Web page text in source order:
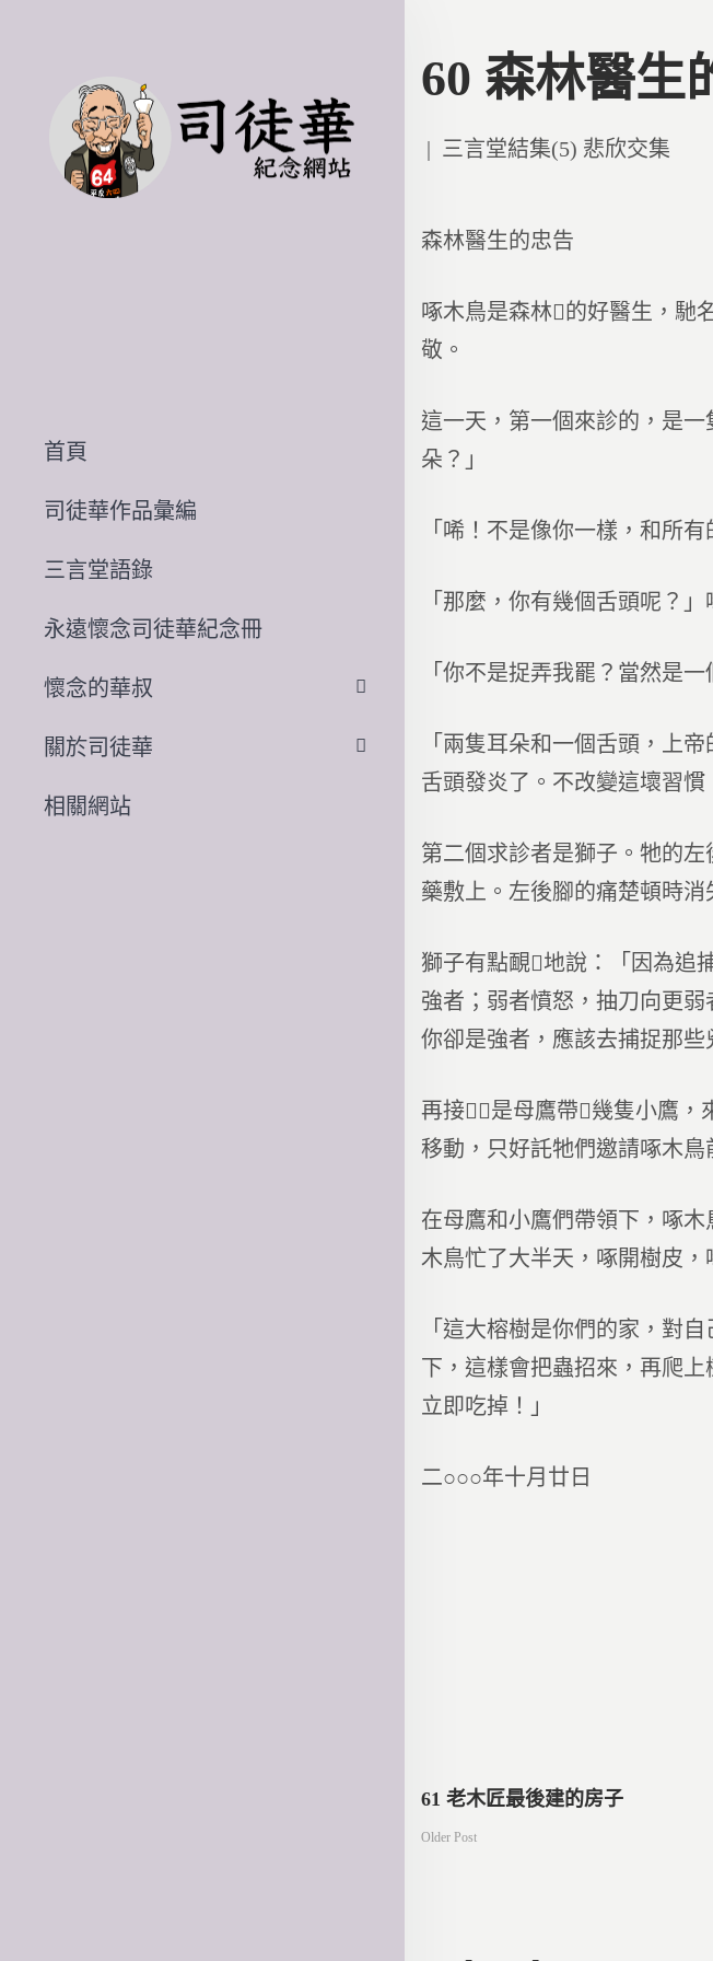
首頁
司徒華作品彙編
三言堂語錄
永遠懷念司徒華紀念冊
懷念的華叔
關於司徒華
相關網站
60 森林醫生
Posted
三言堂結集(5) 悲欣交集
森林醫生的忠告
啄木鳥是森林的好醫生，馳
敬。
這一天，第一個來診的，是
朵？」
「唏！不是像你一樣，和所
「那麼，你有幾個舌頭呢？」
「你不是捉弄我罷？當然是
「兩隻耳朵和一個舌頭，上
舌頭發炎了。不改變這壞習
第二個求診者是獅子。牠的
藥敷上。左後腳的痛楚頓時消
獅子有點靦地說：「因為追
強者；弱者憤怒，抽刀向更
你卻是強者，應該去捕捉那
再接，是母鷹帶幾隻小鷹
移動，只好託牠們邀請啄木鳥
在母鷹和小鷹們帶領下，啄
木鳥忙了大半天，啄開樹皮，
「這大榕樹是你們的家，對
下，這樣會把蟲招來，再爬
立即吃掉！」
二○○○年十月廿日
文
61 老木匠最後建的房子
Older Post